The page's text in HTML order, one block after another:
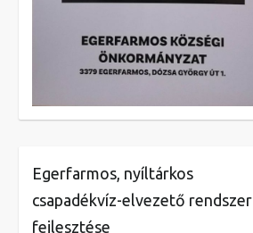
Egerfarmos, nyíltárkos
csapadékvíz-elvezető rendszer
fejlesztése